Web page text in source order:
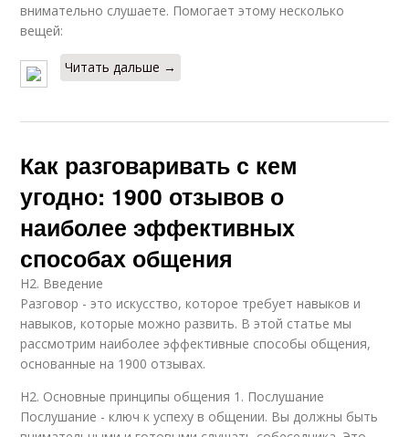
внимательно слушаете. Помогает этому несколько
вещей:
Читать дальше →
Как разговаривать с кем
угодно: 1900 отзывов о
наиболее эффективных
способах общения
H2. Введение
Разговор - это искусство, которое требует навыков и
навыков, которые можно развить. В этой статье мы
рассмотрим наиболее эффективные способы общения,
основанные на 1900 отзывах.
H2. Основные принципы общения 1. Послушание
Послушание - ключ к успеху в общении. Вы должны быть